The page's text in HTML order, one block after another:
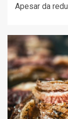
Apesar da